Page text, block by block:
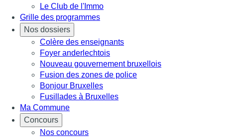
Le Club de l'Immo
Grille des programmes
Nos dossiers
Colère des enseignants
Foyer anderlechtois
Nouveau gouvernement bruxellois
Fusion des zones de police
Bonjour Bruxelles
Fusillades à Bruxelles
Ma Commune
Concours
Nos concours